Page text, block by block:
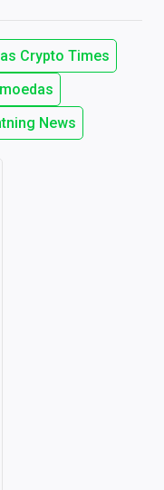
Crypto Times
News